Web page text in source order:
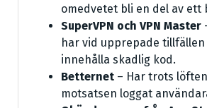
omedvetet bli en del av ett
SuperVPN och VPN Master
har vid upprepade
innehålla skadlig kod.
Betternet – Har trots
motsatsen loggat